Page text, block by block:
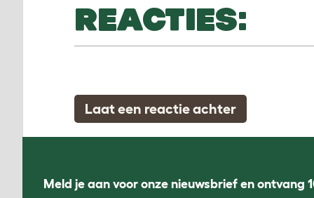
REACTIES:
Laat een reactie achter
Meld je aan voor onze nieuwsbrief en ontvang